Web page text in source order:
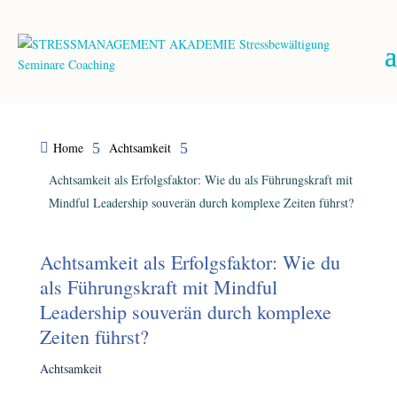
 Home 5 Achtsamkeit 5
Achtsamkeit als Erfolgsfaktor: Wie du als Führungskraft mit
Mindful Leadership souverän durch komplexe Zeiten führst?
Achtsamkeit als Erfolgsfaktor: Wie du
als Führungskraft mit Mindful
Leadership souverän durch komplexe
Zeiten führst?
Achtsamkeit